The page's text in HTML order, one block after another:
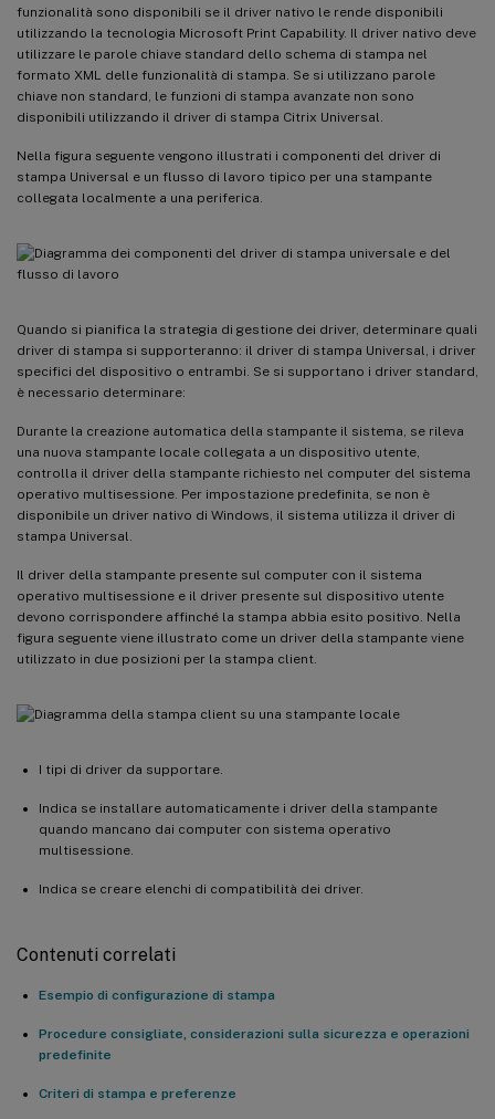
funzionalità sono disponibili se il driver nativo le rende disponibili
utilizzando la tecnologia Microsoft Print Capability. Il driver nativo deve
utilizzare le parole chiave standard dello schema di stampa nel
formato XML delle funzionalità di stampa. Se si utilizzano parole
chiave non standard, le funzioni di stampa avanzate non sono
disponibili utilizzando il driver di stampa Citrix Universal.
Nella figura seguente vengono illustrati i componenti del driver di
stampa Universal e un flusso di lavoro tipico per una stampante
collegata localmente a una periferica.
Quando si pianifica la strategia di gestione dei driver, determinare quali
driver di stampa si supporteranno: il driver di stampa Universal, i driver
specifici del dispositivo o entrambi. Se si supportano i driver standard,
è necessario determinare:
Durante la creazione automatica della stampante il sistema, se rileva
una nuova stampante locale collegata a un dispositivo utente,
controlla il driver della stampante richiesto nel computer del sistema
operativo multisessione. Per impostazione predefinita, se non è
disponibile un driver nativo di Windows, il sistema utilizza il driver di
stampa Universal.
Il driver della stampante presente sul computer con il sistema
operativo multisessione e il driver presente sul dispositivo utente
devono corrispondere affinché la stampa abbia esito positivo. Nella
figura seguente viene illustrato come un driver della stampante viene
utilizzato in due posizioni per la stampa client.
I tipi di driver da supportare.
Indica se installare automaticamente i driver della stampante
quando mancano dai computer con sistema operativo
multisessione.
Indica se creare elenchi di compatibilità dei driver.
Contenuti correlati
Esempio di configurazione di stampa
Procedure consigliate, considerazioni sulla sicurezza e operazioni
predefinite
Criteri di stampa e preferenze